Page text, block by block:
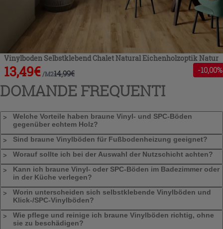
Vinylboden Selbstklebend Chalet Natural Eichenholzoptik Natur
13,49€ /M214,99€ -10,00%
DOMANDE FREQUENTI
Welche Vorteile haben braune Vinyl- und SPC-Böden
gegenüber echtem Holz?
Sind braune Vinylböden für Fußbodenheizung geeignet?
Worauf sollte ich bei der Auswahl der Nutzschicht achten?
Kann ich braune Vinyl- oder SPC-Böden im Badezimmer oder
in der Küche verlegen?
Worin unterscheiden sich selbstklebende Vinylböden und
Klick-/SPC-Vinylböden?
Wie pflege und reinige ich braune Vinylböden richtig, ohne
sie zu beschädigen?